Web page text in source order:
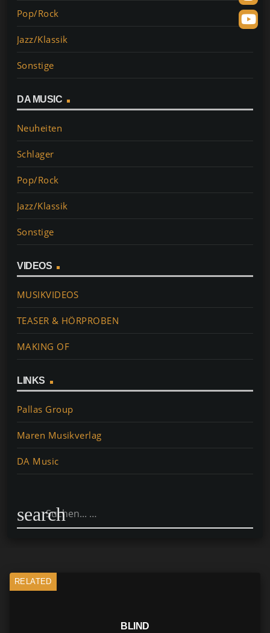
Pop/Rock
Jazz/Klassik
Sonstige
DA MUSIC
Neuheiten
Schlager
Pop/Rock
Jazz/Klassik
Sonstige
VIDEOS
MUSIKVIDEOS
TEASER & HÖRPROBEN
MAKING OF
LINKS
Pallas Group
Maren Musikverlag
DA Music
search
RELATED
BLIND